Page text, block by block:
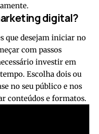
digital?
que desejam iniciar no
com passos
investir em
Escolha dois ou
no seu público e nos
conteúdos e formatos.